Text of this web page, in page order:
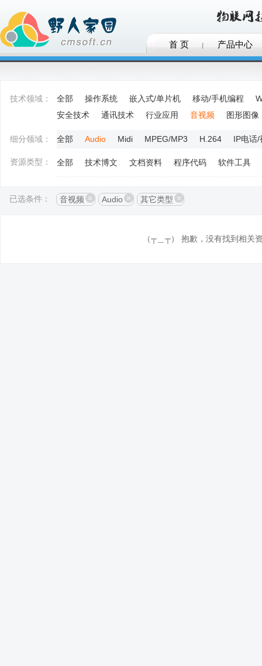
首 页 产品中心
技术领域： 全部 操作系统 嵌入式/单片机 移动/手机编程
安全技术
通讯技术 行业应用 音视频 图形图像
细分领域： 全部 Audio Midi MPEG/MP3 H.264 IP电话/
资源类型： 全部 技术博文 文档资料 程序代码 软件工具
已选条件： 音视频 Audio 其它类型
（┬＿┬） 抱歉，没有找到相关